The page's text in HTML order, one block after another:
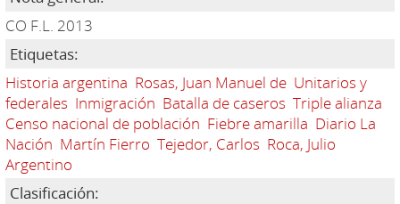
CO F.L. 2013
Etiquetas:
Historia argentina Rosas, Juan Manuel de Unitarios y
federales Inmigración Batalla de caseros Triple alianza
Censo nacional de población Fiebre amarilla Diario La
Nación Martín Fierro Tejedor, Carlos Roca, Julio
Argentino
Clasificación: